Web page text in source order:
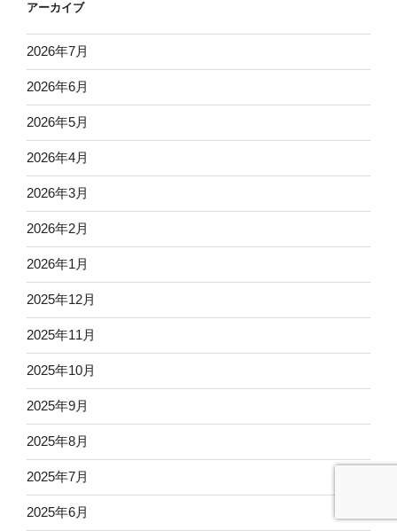
アーカイブ
2026年7月
2026年6月
2026年5月
2026年4月
2026年3月
2026年2月
2026年1月
2025年12月
2025年11月
2025年10月
2025年9月
2025年8月
2025年7月
2025年6月